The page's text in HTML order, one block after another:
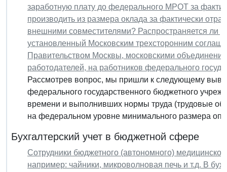
заработную плату до федерального МРОТ за
производить из размера оклада за фактически
внешними совместителями? Распространяется ли
установленный Московским трехсторонним
Правительством Москвы, московскими
работодателей, на работников федерального
Рассмотрев вопрос, мы пришли к следующему
федерального государственного бюджетного
времени и выполнивших нормы труда (трудовые
на федеральном уровне минимального размера
Бухгалтерский учет в бюджетной сфере
Сотрудники бюджетного (автономного)
например: чайники, микроволновая печь и т.д. В